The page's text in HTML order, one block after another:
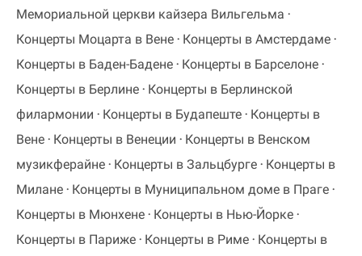
Мемориальной церкви кайзера Вильгельма
Концерты Моцарта в Вене
Концерты в Амстердаме
Концерты в Баден-Бадене
Концерты в Барселоне
Концерты в Берлине
Концерты в Берлинской
филармонии
Концерты в Будапеште
Концерты в
Вене
Концерты в Венеции
Концерты в Венском
музикферайне
Концерты в Зальцбурге
Концерты в
Милане
Концерты в Муниципальном доме в Праге
Концерты в Мюнхене
Концерты в Нью-Йорке
Концерты в Париже
Концерты в Риме
Концерты в